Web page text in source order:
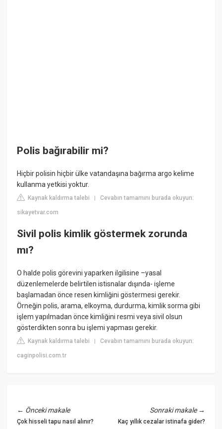
Polis bağırabilir mi?
Hiçbir polisin hiçbir ülke vatandaşına bağırma argo kelime
kullanma yetkisi yoktur.
Kaynak kaldırma talebi |Cevabın tamamını burada okuyun:
sikayetvar.com
Sivil polis kimlik göstermek zorunda
mı?
O halde polis görevini yaparken ilgilisine –yasal
düzenlemelerde belirtilen istisnalar dışında- işleme
başlamadan önce resen kimliğini göstermesi gerekir.
Örneğin polis, arama, elkoyma, durdurma, kimlik sorma gibi
işlem yapılmadan önce kimliğini resmi veya sivil olsun
gösterdikten sonra bu işlemi yapması gerekir.
Kaynak kaldırma talebi |Cevabın tamamını burada okuyun:
caginpolisi.com.tr
← Önceki makale
Çok hisseli tapu nasıl alınır?
Sonraki makale→
Kaç yıllık cezalar istinafa gider?